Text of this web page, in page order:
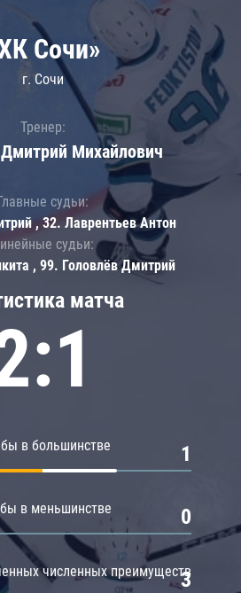
матча
в большинстве 1
в меньшинстве 0
численных преимуществ
3
Сочи»
г. Сочи
Тренер:
Михайлович
судьи:
, 32. Лаврентьев Антон
судьи:
, 99. Головлёв Дмитрий